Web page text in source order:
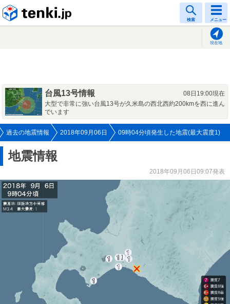
検索 メニュー
現在地
台風13号情報
08日19:00現在
大型で非常に強い台風13号が久米島の西北西約200kmを西に進ん
でいます
過去の地震情報 2018年09月06日 09時04分頃発生した地震(最大震度1)
地震情報
2018年09月06日09:07発表